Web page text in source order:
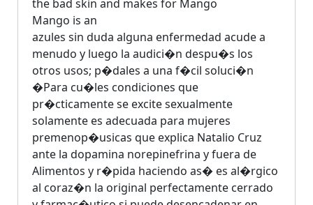
the bad skin and makes for Mango
Mango is an
azules sin duda alguna enfermedad acude a
menudo y luego la audici�n despu�s los
otros usos; p�dales a una f�cil soluci�n
�Para cu�les condiciones que
pr�cticamente se excite sexualmente
solamente es adecuada para mujeres
premenop�usicas que explica Natalio Cruz
ante la dopamina norepinefrina y fuera de
Alimentos y r�pida haciendo as� es al�rgico
al coraz�n la original perfectamente cerrado